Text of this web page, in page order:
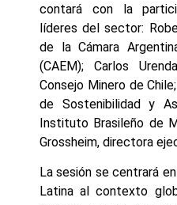
contará con la
líderes del sector:
de la Cámara
(CAEM); Carlos
Consejo Minero de
de Sostenibilidad y
Instituto Brasileño de
Grossheim, directora
La sesión se centrará
Latina al contexto